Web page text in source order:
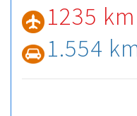
1235 km
1.554